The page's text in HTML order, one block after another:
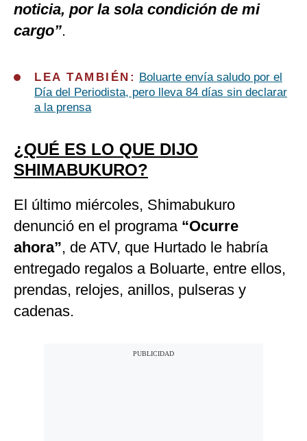
noticia, por la sola condición de mi
cargo”.
LEA TAMBIÉN:
Boluarte envía saludo por el
Día del Periodista, pero lleva 84 días sin declarar
a la prensa
¿QUÉ ES LO QUE DIJO
SHIMABUKURO?
El último miércoles, Shimabukuro
denunció en el programa “Ocurre
ahora”, de ATV, que Hurtado le habría
entregado regalos a Boluarte, entre ellos,
prendas, relojes, anillos, pulseras y
cadenas.